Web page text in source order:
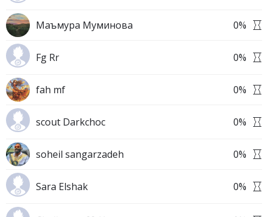
Маъмура Муминова 0%
Fg Rr 0%
fah mf 0%
scout Darkchoc 0%
soheil sangarzadeh 0%
Sara Elshak 0%